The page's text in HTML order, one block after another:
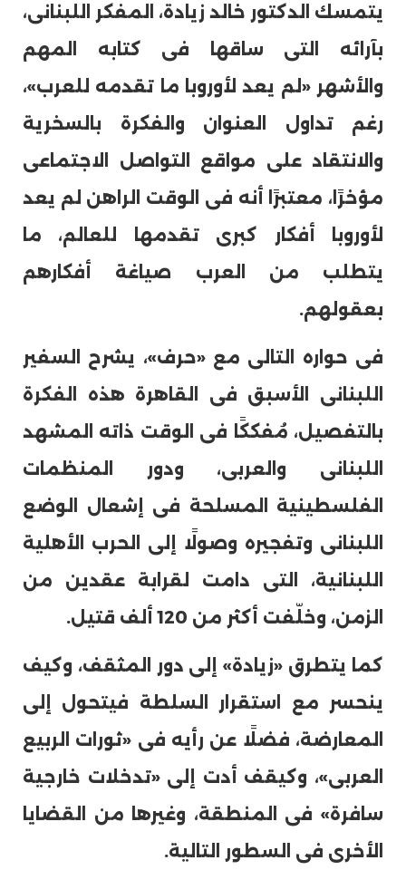
يتمسك الدكتور خالد زيادة، المفكر اللبنانى،
بآرائه التى ساقها فى كتابه المهم
والأشهر «لم يعد لأوروبا ما تقدمه للعرب»،
رغم تداول العنوان والفكرة بالسخرية
والانتقاد على مواقع التواصل الاجتماعى
مؤخرًا، معتبرًا أنه فى الوقت الراهن لم يعد
لأوروبا أفكار كبرى تقدمها للعالم، ما
يتطلب من العرب صياغة أفكارهم
بعقولهم.
فى حواره التالى مع «حرف»، يشرح السفير
اللبنانى الأسبق فى القاهرة هذه الفكرة
بالتفصيل، مُفككًا فى الوقت ذاته المشهد
اللبنانى والعربى، ودور المنظمات
الفلسطينية المسلحة فى إشعال الوضع
اللبنانى وتفجيره وصولًا إلى الحرب الأهلية
اللبنانية، التى دامت لقرابة عقدين من
الزمن، وخلّفت أكثر من 120 ألف قتيل.
كما يتطرق «زيادة» إلى دور المثقف، وكيف
ينحسر مع استقرار السلطة فيتحول إلى
المعارضة، فضلًا عن رأيه فى «ثورات الربيع
العربى»، وكيقف أدت إلى «تدخلات خارجية
سافرة» فى المنطقة، وغيرها من القضايا
الأخرى فى السطور التالية.